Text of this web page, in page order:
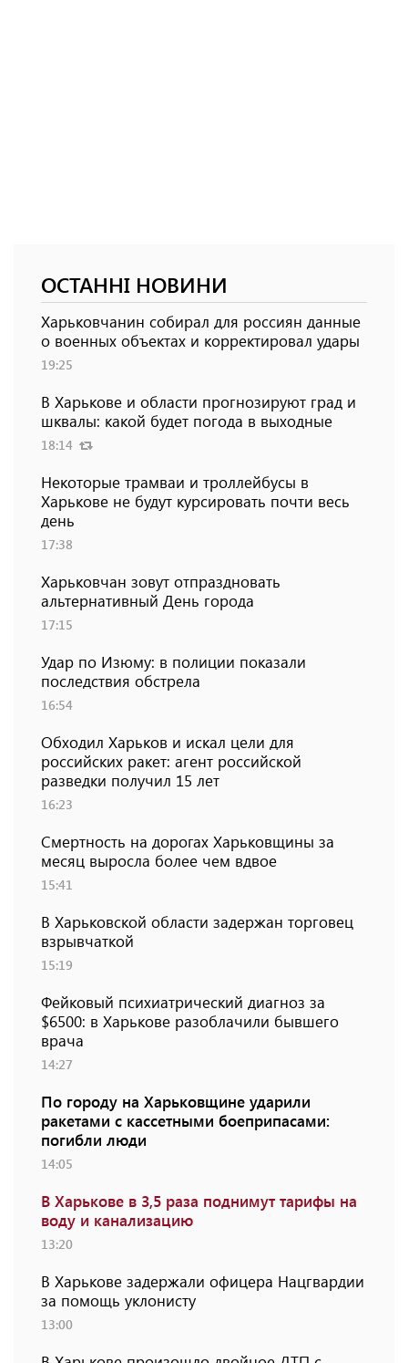
ОСТАННІ НОВИНИ
Харьковчанин собирал для россиян данные
о военных объектах и ​​корректировал удары
19:25
В Харькове и области прогнозируют град и
шквалы: какой будет погода в выходные
18:14
Некоторые трамваи и троллейбусы в
Харькове не будут курсировать почти весь
день
17:38
Харьковчан зовут отпраздновать
альтернативный День города
17:15
Удар по Изюму: в полиции показали
последствия обстрела
16:54
Обходил Харьков и искал цели для
российских ракет: агент российской
разведки получил 15 лет
16:23
Смертность на дорогах Харьковщины за
месяц выросла более чем вдвое
15:41
В Харьковской области задержан торговец
взрывчаткой
15:19
Фейковый психиатрический диагноз за
$6500: в Харькове разоблачили бывшего
врача
14:27
По городу на Харьковщине ударили
ракетами с кассетными боеприпасами:
погибли люди
14:05
В Харькове в 3,5 раза поднимут тарифы на
воду и канализацию
13:20
В Харькове задержали офицера Нацгвардии
за помощь уклонисту
13:00